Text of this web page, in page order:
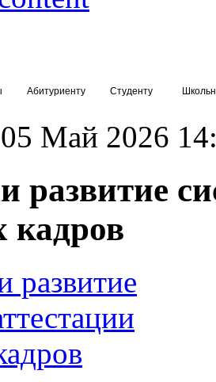
Абитуриенту Студенту
Май 2026
развитие
кадров